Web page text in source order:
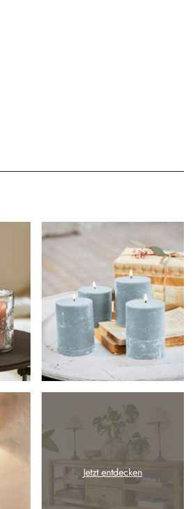
Jetzt entdecken